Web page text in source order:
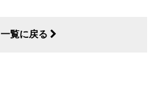
一覧に戻る